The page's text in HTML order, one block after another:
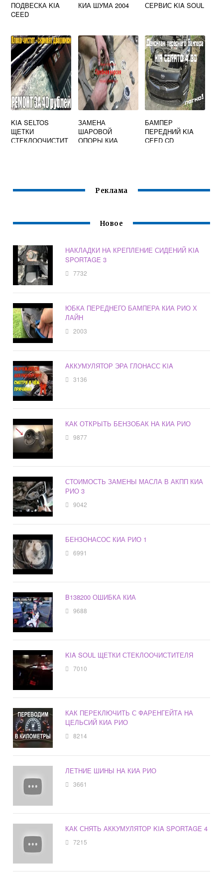
ПОДВЕСКА KIA
CEED
КИА ШУМА 2004 СЕРВИС KIA SOUL
KIA SELTOS
ЩЕТКИ
СТЕКЛООЧИСТИТ
ЗАМЕНА
ШАРОВОЙ
ОПОРЫ КИА
БАМПЕР
ПЕРЕДНИЙ KIA
CEED CD
Реклама
Новое
НАКЛАДКИ НА КРЕПЛЕНИЕ СИДЕНИЙ KIA
SPORTAGE 3
7732
ЮБКА ПЕРЕДНЕГО БАМПЕРА КИА РИО Х
ЛАЙН
2003
АККУМУЛЯТОР ЭРА ГЛОНАСС KIA
3136
КАК ОТКРЫТЬ БЕНЗОБАК НА КИА РИО
9877
СТОИМОСТЬ ЗАМЕНЫ МАСЛА В АКПП КИА
РИО 3
9042
БЕНЗОНАСОС КИА РИО 1
6991
B138200 ОШИБКА КИА
9688
KIA SOUL ЩЕТКИ СТЕКЛООЧИСТИТЕЛЯ
7010
КАК ПЕРЕКЛЮЧИТЬ С ФАРЕНГЕЙТА НА
ЦЕЛЬСИЙ КИА РИО
8214
ЛЕТНИЕ ШИНЫ НА КИА РИО
3661
КАК СНЯТЬ АККУМУЛЯТОР KIA SPORTAGE 4
7215